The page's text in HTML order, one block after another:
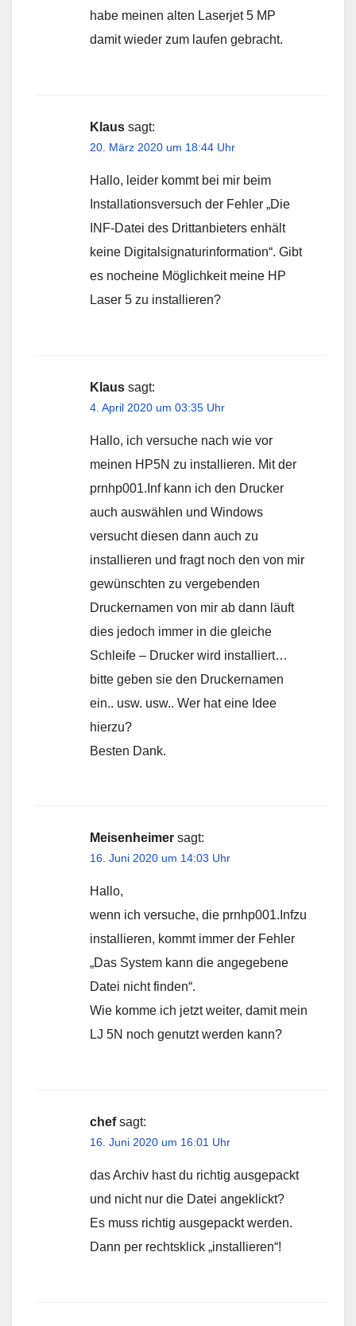
habe meinen alten Laserjet 5 MP
damit wieder zum laufen gebracht.
Klaus sagt:
20. März 2020 um 18:44 Uhr
Hallo, leider kommt bei mir beim
Installationsversuch der Fehler „Die
INF-Datei des Drittanbieters enhält
keine Digitalsignaturinformation“. Gibt
es nocheine Möglichkeit meine HP
Laser 5 zu installieren?
Klaus sagt:
4. April 2020 um 03:35 Uhr
Hallo, ich versuche nach wie vor
meinen HP5N zu installieren. Mit der
prnhp001.Inf kann ich den Drucker
auch auswählen und Windows
versucht diesen dann auch zu
installieren und fragt noch den von mir
gewünschten zu vergebenden
Druckernamen von mir ab dann läuft
dies jedoch immer in die gleiche
Schleife – Drucker wird installiert…
bitte geben sie den Druckernamen
ein.. usw. usw.. Wer hat eine Idee
hierzu?
Besten Dank.
Meisenheimer sagt:
16. Juni 2020 um 14:03 Uhr
Hallo,
wenn ich versuche, die prnhp001.Infzu
installieren, kommt immer der Fehler
„Das System kann die angegebene
Datei nicht finden“.
Wie komme ich jetzt weiter, damit mein
LJ 5N noch genutzt werden kann?
chef sagt:
16. Juni 2020 um 16:01 Uhr
das Archiv hast du richtig ausgepackt
und nicht nur die Datei angeklickt?
Es muss richtig ausgepackt werden.
Dann per rechtsklick „installieren“!